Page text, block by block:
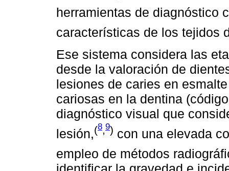
herramientas de diagnóstico
características de los tejidos
Ese sistema considera las
desde la valoración de
lesiones de caries en
cariosas en la dentina
diagnóstico visual que
lesión,(8 9) con una elevada
empleo de métodos